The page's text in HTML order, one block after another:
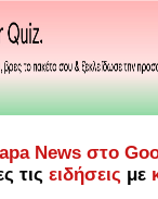
News στο
τις ειδήσεις με